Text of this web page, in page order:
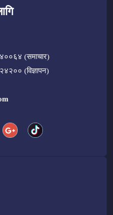
(समाचार)
(विज्ञापन)